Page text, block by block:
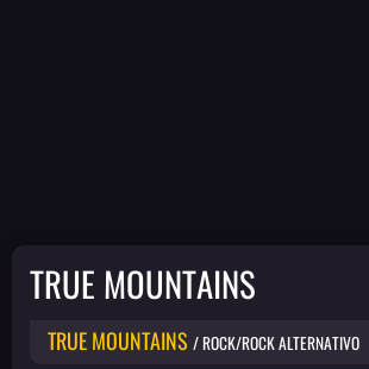
TRUE MOUNTAINS
TRUE MOUNTAINS / ROCK/ROCK ALTERNATIVO